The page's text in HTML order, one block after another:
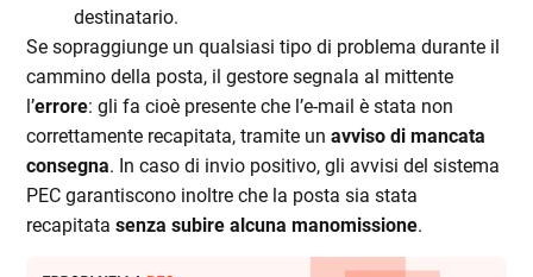
destinatario.
Se sopraggiunge un qualsiasi tipo di problema durante il
cammino della posta, il gestore segnala al mittente
l’errore: gli facioè presente che l’e-mail è stata non
correttamente recapitata, tramite unavviso di mancata
consegna. In caso di invio positivo, gli avvisi del sistema
PEC garantiscono inoltre che la posta sia stata
recapitatasenzasubirealcuna manomissione.